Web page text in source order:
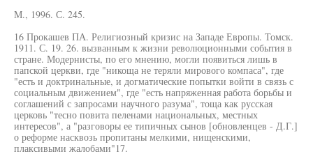
М., 1996. С. 245.
16 Прокашев ПА. Религиозный кризис на Западе Европы. Томск.
1911. С. 19. 26. вызванным к жизни революционными события в
стране. Модернисты, по его мнению, могли появиться лишь в
папской церкви, где "никоща не теряли мирового компаса", где
"есть и доктринальные, и догматические попытки войти в связь с
социальным движением", где "есть напряженная работа борьбы и
соглашений с запросами научного разума", тоща как русская
церковь "тесно повита пеленами национальных, местных
интересов", а "разговоры ее типичных сынов [обновленцев - Д.Г.]
о реформе насквозь пропитаны мелкими, нищенскими,
плаксивыми жалобами"17.